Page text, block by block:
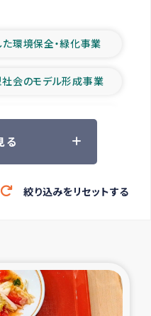
環境保全・緑化事業
会のモデル形成事業
者の声
の時代
雨緊急支援
災者支援
る
絞り込みをリセットする